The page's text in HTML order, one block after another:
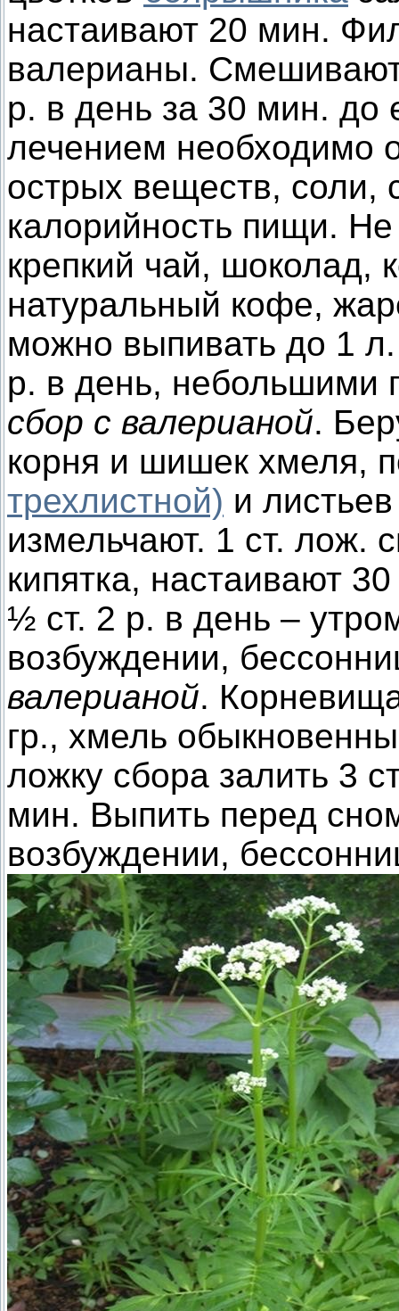
настаивают 20 мин.
валерианы.
р. в день за 30 мин.
лечением необходимо
острых веществ, соли,
калорийность пищи.
крепкий чай, шоколад,
натуральный кофе,
можно выпивать до 1
р. в день, небольшими
сбор с валерианой.
корня и шишек хмеля,
трехлистной) и
измельчают. 1 ст. лож.
кипятка, настаивают
½ ст. 2 р. в день –
возбуждении,
валерианой.
гр., хмель
ложку сбора залить 3
мин. Выпить перед
возбуждении,